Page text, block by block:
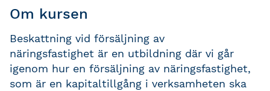
Om kursen
Beskattning vid försäljning av
näringsfastighet är en utbildning där vi går
igenom hur en försäljning av näringsfastighet,
som är en kapitaltillgång i verksamheten ska